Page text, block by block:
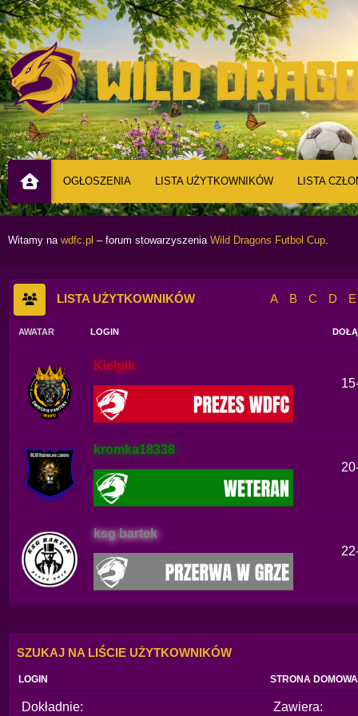
OGŁOSZENIA LISTA UŻYTKOWNIKÓW LISTA
Witamy na wdfc.pl – forum stowarzyszenia Wild Dragons Futbol Cup.
A B C D E
LISTA UŻYTKOWNIKÓW
AWATAR LOGIN
Kiełpik
kromka18338
ksg bartek
SZUKAJ NA LIŚCIE UŻYTKOWNIKÓW
LOGIN STRONA DOMOWA
Dokładnie:
Zawiera: